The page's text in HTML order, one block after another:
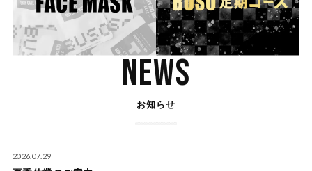
NEWS
お知らせ
2026.07.29